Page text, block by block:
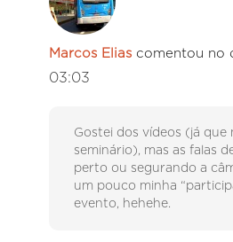
Marcos Elias comentou no
03:03
Gostei dos vídeos (já que
seminário), mas as falas
perto ou segurando a
um pouco minha
evento, hehehe.